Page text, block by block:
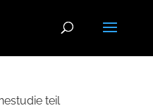
teil